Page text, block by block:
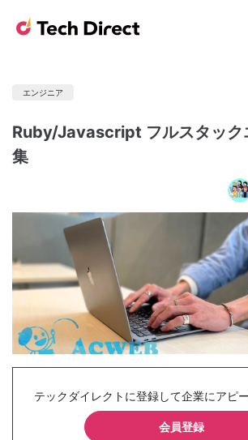
エンジニア
Ruby/Javascript フルスタック
集
テックダイレクトに登録して企業にアピ
会員登録